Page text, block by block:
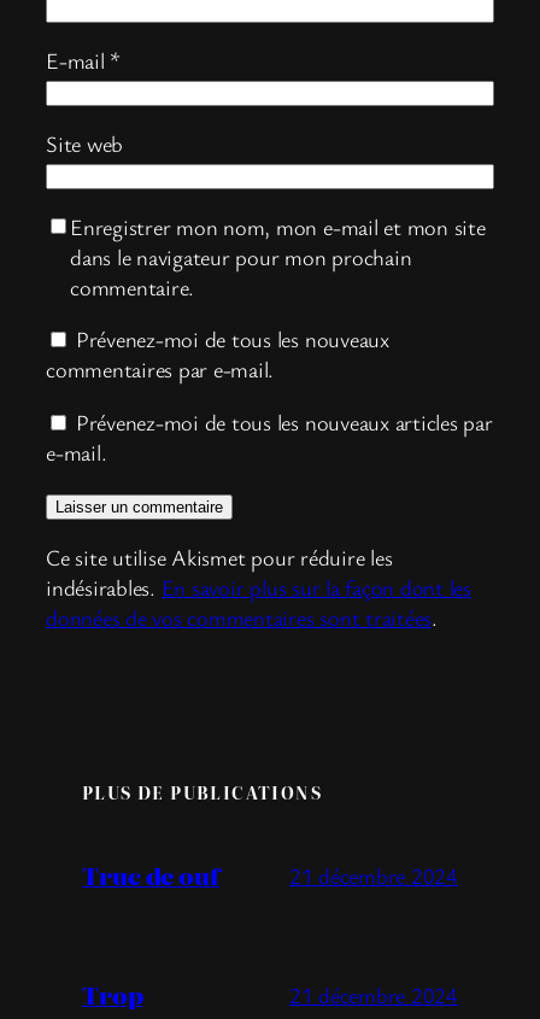
E-mail *
Site web
Enregistrer mon nom, mon e-mail et mon site
dans le navigateur pour mon prochain
commentaire.
Prévenez-moi de tous les nouveaux
commentaires par e-mail.
Prévenez-moi de tous les nouveaux articles par
e-mail.
Ce site utilise Akismet pour réduire les
indésirables. En savoir plus sur la façon dont les
données de vos commentaires sont traitées.
PLUS DE PUBLICATIONS
Truc de ouf 21 décembre 2024
Trop 21 décembre 2024